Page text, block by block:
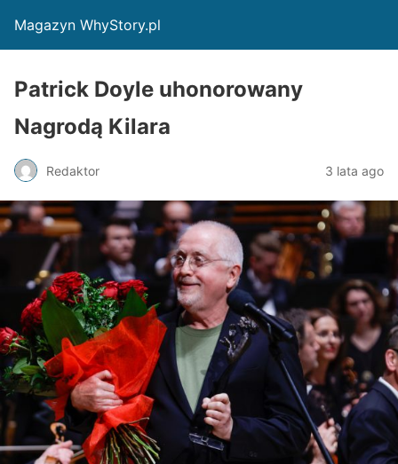
Magazyn WhyStory.pl
Patrick Doyle uhonorowany
Nagrodą Kilara
Redaktor 3 lata ago